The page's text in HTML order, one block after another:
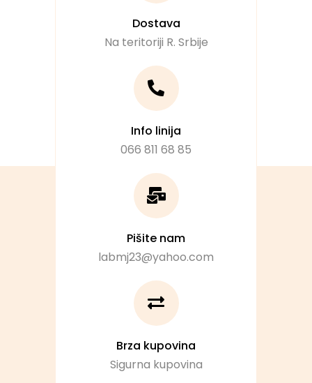
Dostava
Na teritoriji R. Srbije
Info linija
066 811 68 85
Pišite nam
labmj23@yahoo.com
Brza kupovina
Sigurna kupovina